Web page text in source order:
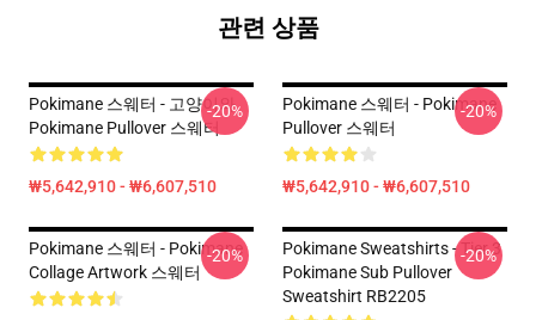
관련 상품
Pokimane 스웨터 - 고양이와
Pokimane Pullover 스웨터
₩5,642,910 - ₩6,607,510
-20%
Pokimane 스웨터 - Pokimane
Pullover 스웨터
₩5,642,910 - ₩6,607,510
-20%
Pokimane 스웨터 - Pokimane
Collage Artwork 스웨터
-20%
Pokimane Sweatshirts - Tier 3
Pokimane Sub Pullover
Sweatshirt RB2205
-20%